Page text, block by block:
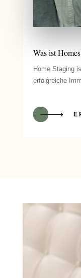
Was ist
Home Staging
erfolgreiche